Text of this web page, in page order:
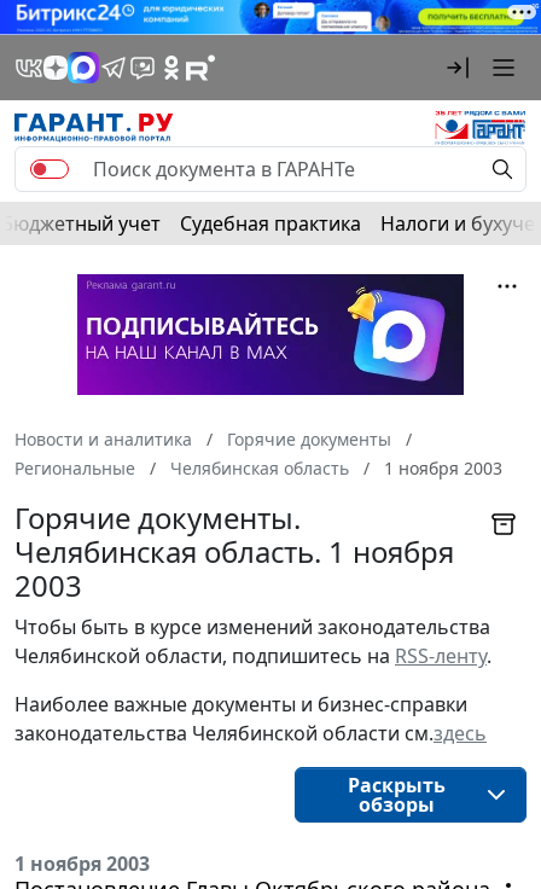
Бюджетный учет Судебная практика Налоги и
Новости и аналитика
Горячие документы
Региональные
Челябинская область 1 ноября 2003
Горячие документы.
Челябинская область. 1 ноября
2003
Чтобы быть в курсе изменений законодательства
Челябинской области, подпишитесь на RSS-ленту.
Наиболее важные документы и бизнес-справки
законодательства Челябинской области см.здесь
Раскрыть
обзоры
1 ноября 2003